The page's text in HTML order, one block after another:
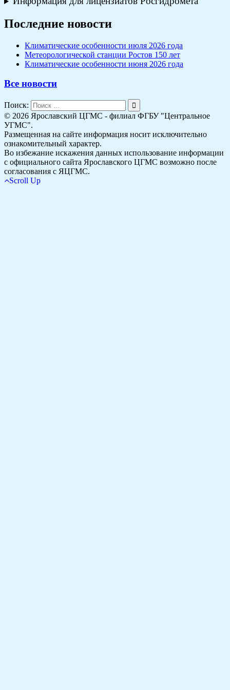
Последние новости
Климатические особенности июля 2026 года
Метеорологической станции Ростов 150 лет
Климатические особенности июня 2026 года
Все новости
Поиск:
© 2026 Ярославский ЦГМС - филиал ФГБУ "Центральное
УГМС".
Размещенная на сайте информация носит исключительно
ознакомительный характер.
Во избежание искажения данных использование информации
с официального сайта Ярославского ЦГМС возможно после
согласования с ЯЦГМС.
Scroll Up